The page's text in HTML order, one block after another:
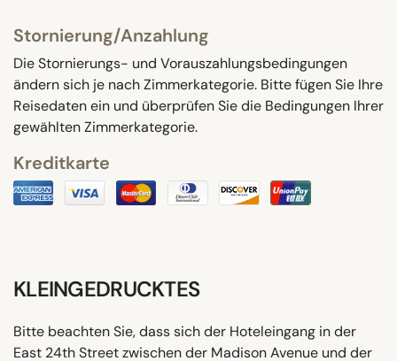
Stornierung/Anzahlung
Die Stornierungs- und Vorauszahlungsbedingungen
ändern sich je nach Zimmerkategorie. Bitte fügen Sie Ihre
Reisedaten ein und überprüfen Sie die Bedingungen Ihrer
gewählten Zimmerkategorie.
Kreditkarte
KLEINGEDRUCKTES
Bitte beachten Sie, dass sich der Hoteleingang in der
East 24th Street zwischen der Madison Avenue und der